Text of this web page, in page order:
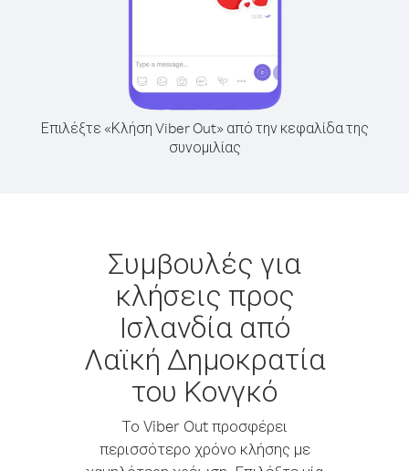
Επιλέξτε «Κλήση Viber Out» από την κεφαλίδα της
συνομιλίας
Συμβουλές για
κλήσεις προς
Ισλανδία από
Λαϊκή Δημοκρατία
του Κονγκό
Το Viber Out προσφέρει
περισσότερο χρόνο κλήσης με